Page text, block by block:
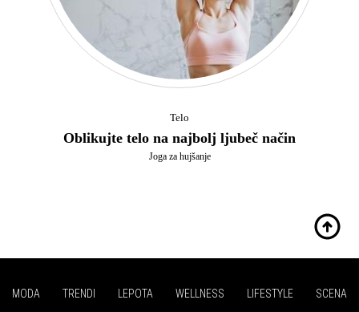
Telo
Oblikujte telo na najbolj ljubeč način
Joga za hujšanje
MODA TRENDI LEPOTA WELLNESS LIFESTYLE SCENA